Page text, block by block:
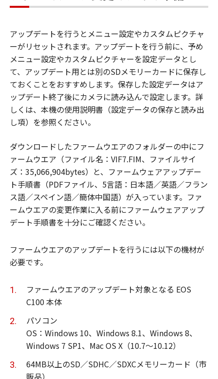
アップデートを行うとメニュー設定やカスタムピクチャ
ーがリセットされます。アップデートを行う前に、予め
メニュー設定やカスタムピクチャーを設定データとし
て、アップデート用とは別のSDメモリーカードに保存し
ておくことをおすすめします。保存した設定データはア
ップデート終了後にカメラに読み込んで設定します。詳
しくは、本機の使用説明書（設定データの保存と読み出
し項）を参照ください。
ダウンロードしたファームウエアのフォルダーの中にフ
ァームウエア（ファイル名：VIF7.FIM、ファイルサイ
ズ：35,066,904bytes）と、ファームウェアアップデー
ト手順書（PDFファイル、5言語：日本語／英語／フラン
ス語／スペイン語／簡体中国語）が入っています。ファ
ームウエアの変更作業に入る前にファームウェアアップ
デート手順書を十分にご確認ください。
ファームウエアのアップデートを行うには以下の機材が
必要です。
ファームウエアのアップデート対象となる EOS
C100 本体
パソコン
OS：Windows 10、Windows 8.1、Windows 8、
Windows 7 SP1、Mac OS X（10.7～10.12）
64MB以上のSD／SDHC／SDXCメモリーカード（市
販品）